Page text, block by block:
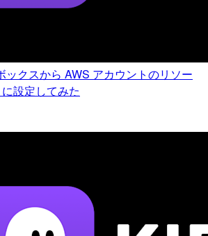
ックスから AWS アカウントのリソー
設定してみた